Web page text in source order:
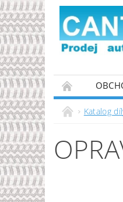
PODMÍNKY
Katalog